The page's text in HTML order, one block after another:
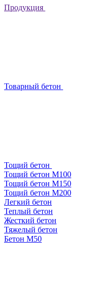
Продукция
Товарный бетон
Тощий бетон
Тощий бетон М100
Тощий бетон М150
Тощий бетон М200
Легкий бетон
Теплый бетон
Жесткий бетон
Тяжелый бетон
Бетон М50